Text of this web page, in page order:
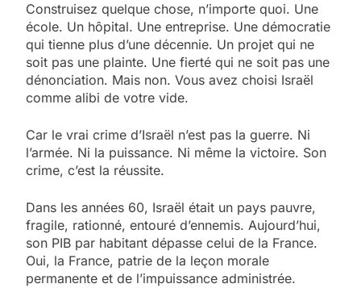
Construisez quelque chose, n’importe quoi. Une
école. Un hôpital. Une entreprise. Une démocratie
qui tienne plus d’une décennie. Un projet qui ne
soit pas une plainte. Une fierté qui ne soit pas une
dénonciation. Mais non. Vous avez choisi Israël
comme alibi de votre vide.
Car le vrai crime d’Israël n’est pas la guerre. Ni
l’armée. Ni la puissance. Ni même la victoire. Son
crime, c’est la réussite.
Dans les années 60, Israël était un pays pauvre,
fragile, rationné, entouré d’ennemis. Aujourd’hui,
son PIB par habitant dépasse celui de la France.
Oui, la France, patrie de la leçon morale
permanente et de l’impuissance administrée.